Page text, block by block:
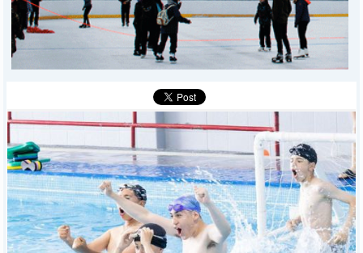
I-DIARIO
MÁS
BÚSQUEDA